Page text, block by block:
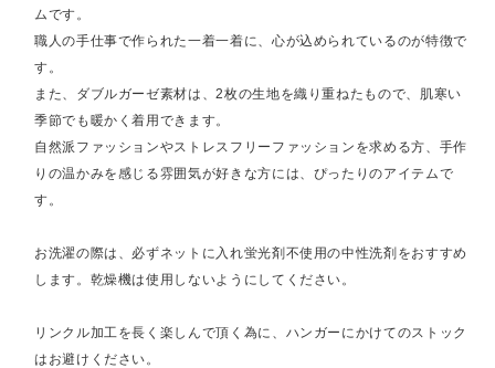
ムです。
職人の手仕事で作られた一着一着に、心が込められているのが特徴で
す。
また、ダブルガーゼ素材は、2枚の生地を織り重ねたもので、肌寒い
季節でも暖かく着用できます。
自然派ファッションやストレスフリーファッションを求める方、手作
りの温かみを感じる雰囲気が好きな方には、ぴったりのアイテムで
す。
お洗濯の際は、必ずネットに入れ蛍光剤不使用の中性洗剤をおすすめ
します。乾燥機は使用しないようにしてください。
リンクル加工を長く楽しんで頂く為に、ハンガーにかけてのストック
はお避けください。